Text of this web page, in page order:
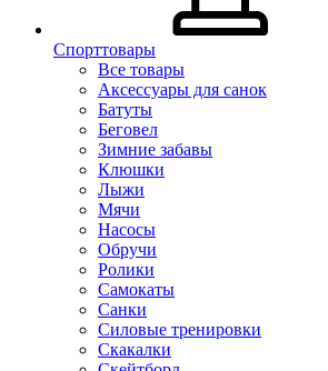
Спорттовары
Все товары
Аксессуары для санок
Батуты
Беговел
Зимние забавы
Клюшки
Лыжи
Мячи
Насосы
Обручи
Ролики
Самокаты
Санки
Силовые тренировки
Скакалки